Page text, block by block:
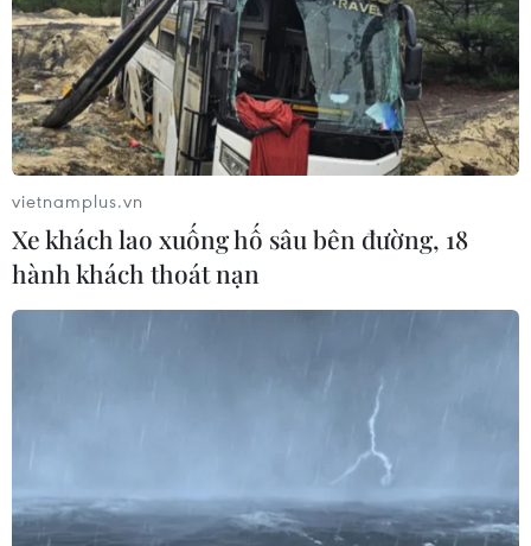
22/07/2026 06:38
Thành phố Hồ Chí Minh: 5 người tử
vong vì bệnh dại trong 6 tháng đầu
năm
Vụ ngạt khí tại trang trại heo
ở Thanh Hóa: 5 người tử vong, nhiều
nạn nhân cấp cứu
19/07/2026 07:17
vietnamplus.vn
Xe khách lao xuống hố sâu bên đường, 18
hành khách thoát nạn